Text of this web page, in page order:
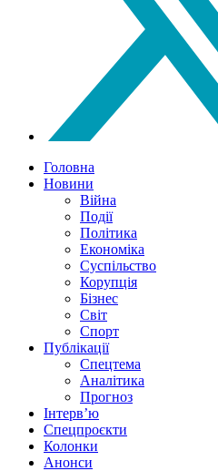
Головна
Новини
Війна
Події
Політика
Економіка
Суспільство
Корупція
Бізнес
Світ
Спорт
Публікації
Спецтема
Аналітика
Прогноз
Інтерв’ю
Спецпроєкти
Колонки
Анонси